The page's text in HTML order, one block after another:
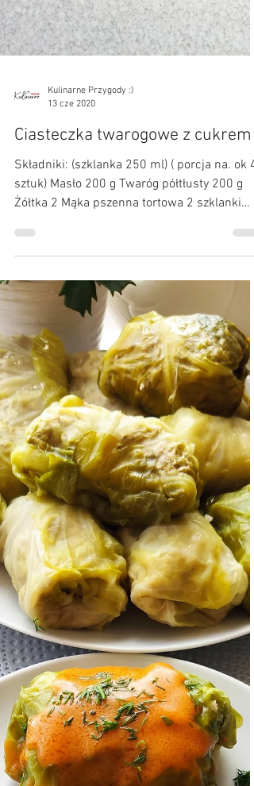
13 cze 2020
Ciasteczka twarogowe z cukrem
Składniki: (szklanka 250 ml) ( porcja na. ok
sztuk) Masło 200 g Twaróg półtłusty 200 g
Żółtka 2 Mąka pszenna tortowa 2 szklanki
Cukier...